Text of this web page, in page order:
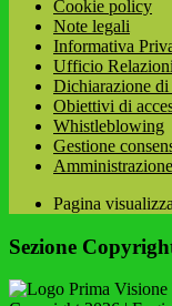
Cookie policy
Note legali
Informativa
Ufficio
Dichiarazione di
Obiettivi di
Whistleblowing
Gestione
Pagina
Sezione